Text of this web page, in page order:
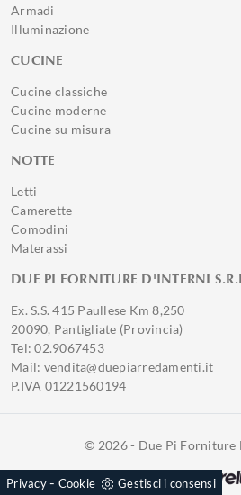
Armadi
Illuminazione
CUCINE
Cucine classiche
Cucine moderne
Cucine su misura
NOTTE
Letti
Camerette
Comodini
Materassi
DUE PI FORNITURE D'INTERNI
Ex. S.S. 415 Paullese Km 8,250
20090, Pantigliate (Provincia)
Tel: 02.9067453
Mail: vendita@duepiarredamenti.it
P.IVA 01221560194
© 2026 - Due Pi Forniture
Powered by
Privacy- Cookie Gestisci i consensi